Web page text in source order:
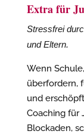
Extra für
Stressfrei
und Eltern.
Wenn
überfordern,
und
Coaching für
Blockaden,